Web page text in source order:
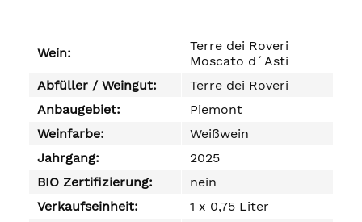
Wein:
Terre dei Roveri
Moscato d´Asti
Abfüller / Weingut:
Terre dei Roveri
Anbaugebiet:
Piemont
Weinfarbe:
Weißwein
Jahrgang:
2025
BIO Zertifizierung:
nein
Verkaufseinheit:
1 x 0,75 Liter